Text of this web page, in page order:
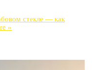
стекле — как
»